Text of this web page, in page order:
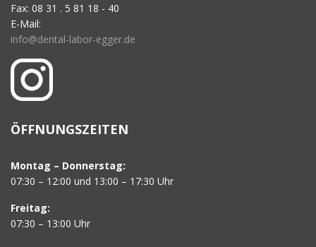
Fax: 08 31 . 5 81 18 - 40
E-Mail:
info@dental-labor-egger.de
ÖFFNUNGSZEITEN
Montag – Donnerstag:
07:30 – 12:00 und 13:00 – 17:30 Uhr
Freitag:
07:30 – 13:00 Uhr